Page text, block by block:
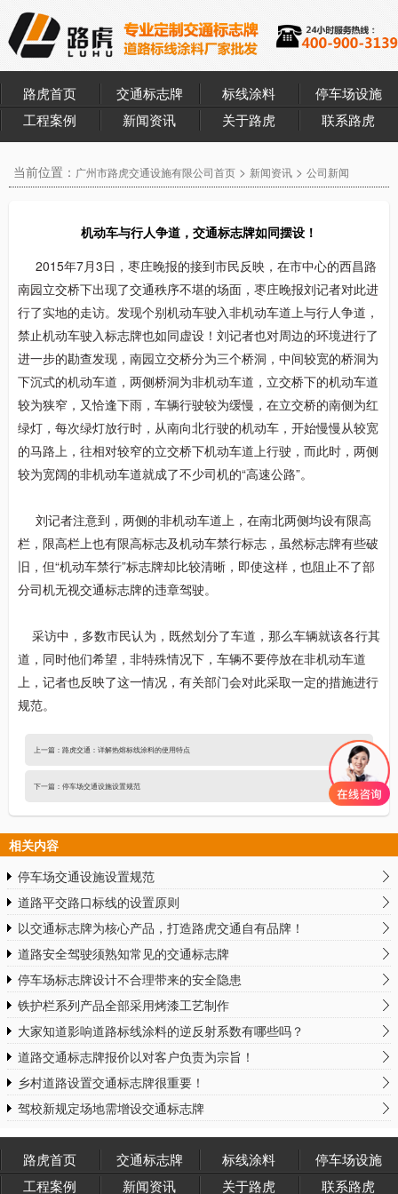
路虎首页 交通标志牌 标线涂料
停车场设施
工程案例
新闻资讯 关于路虎 联系路虎
当前位置： 广州市路虎交通设施有限公司首页 > 新闻资讯 > 公司新闻
机动车与行人争道，交通标志牌如同摆设！
2015年7月3日，枣庄晚报的接到市民反映，在市中心的西昌路
南园立交桥下出现了交通秩序不堪的场面，枣庄晚报刘记者对此进
行了实地的走访。发现个别机动车驶入非机动车道上与行人争道，
禁止机动车驶入标志牌也如同虚设！刘记者也对周边的环境进行了
进一步的勘查发现，南园立交桥分为三个桥洞，中间较宽的桥洞为
下沉式的机动车道，两侧桥洞为非机动车道，立交桥下的机动车道
较为狭窄，又恰逢下雨，车辆行驶较为缓慢，在立交桥的南侧为红
绿灯，每次绿灯放行时，从南向北行驶的机动车，开始慢慢从较宽
的马路上，往相对较窄的立交桥下机动车道上行驶，而此时，两侧
较为宽阔的非机动车道就成了不少司机的“高速公路”。
刘记者注意到，两侧的非机动车道上，在南北两侧均设有限高
栏，限高栏上也有限高标志及机动车禁行标志，虽然标志牌有些破
旧，但“机动车禁行”标志牌却比较清晰，即使这样，也阻止不了部
分司机无视交通标志牌的违章驾驶。
采访中，多数市民认为，既然划分了车道，那么车辆就该各行其
道，同时他们希望，非特殊情况下，车辆不要停放在非机动车道
上，记者也反映了这一情况，有关部门会对此采取一定的措施进行
规范。
上一篇： 路虎交通：详解热熔标线涂料的使用特点
下一篇： 停车场交通设施设置规范
相关内容
停车场交通设施设置规范
道路平交路口标线的设置原则
以交通标志牌为核心产品，打造路虎交通自有品牌！
道路安全驾驶须熟知常见的交通标志牌
停车场标志牌设计不合理带来的安全隐患
铁护栏系列产品全部采用烤漆工艺制作
大家知道影响道路标线涂料的逆反射系数有哪些吗？
道路交通标志牌报价以对客户负责为宗旨！
乡村道路设置交通标志牌很重要！
驾校新规定场地需增设交通标志牌
路虎首页 交通标志牌 标线涂料
停车场设施
工程案例
新闻资讯 关于路虎 联系路虎